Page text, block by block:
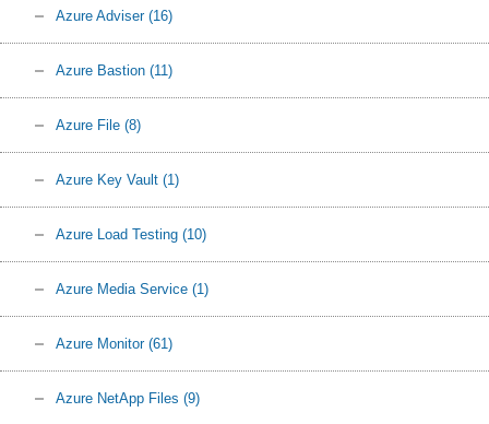
Azure Adviser (16)
Azure Bastion (11)
Azure File (8)
Azure Key Vault (1)
Azure Load Testing (10)
Azure Media Service (1)
Azure Monitor (61)
Azure NetApp Files (9)